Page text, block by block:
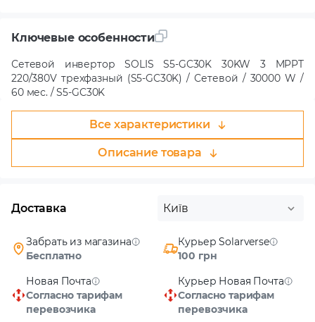
Ключевые особенности
Сетевой инвертор SOLIS S5-GC30K 30KW 3 MPPT
220/380V трехфазный (S5-GC30K) / Сетевой / 30000 W /
60 мес. / S5-GC30K
Все характеристики
Описание товара
Доставка Київ
Забрать из магазина
Бесплатно
Курьер Solarverse
100 грн
Новая Почта
Согласно тарифам
перевозчика
Курьер Новая Почта
Согласно тарифам
перевозчика